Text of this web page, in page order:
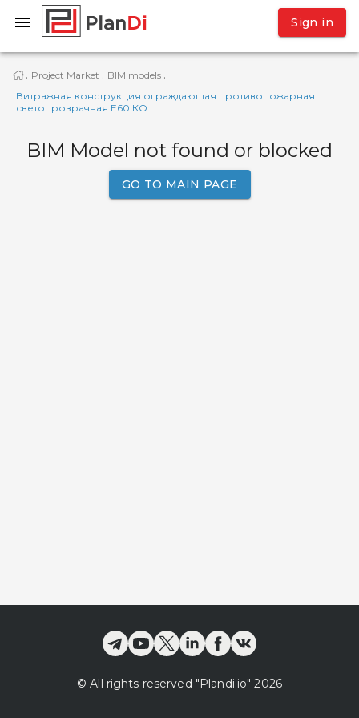
Sign in
· Project Market · BIM models ·
Витражная конструкция ограждающая противопожарная
светопрозрачная Е60 КО
BIM Model not found or blocked
GO TO MAIN PAGE
© All rights reserved "Plandi.io" 2026